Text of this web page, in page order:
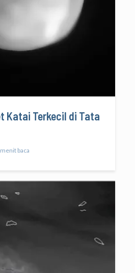
Katai Terkecil di Tata
baca